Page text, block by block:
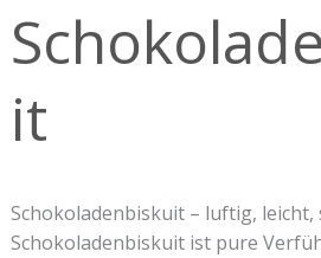
it
Schokoladenbiskuit – luftig,
Schokoladenbiskuit ist pure